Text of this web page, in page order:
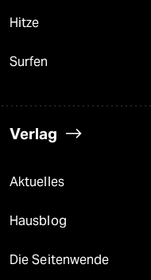
Hitze
Surfen
Verlag
Aktuelles
Hausblog
Die Seitenwende